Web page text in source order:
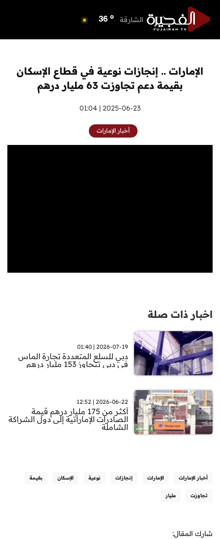
الشارقة 36 o
الفجيرة 33 o
الإمارات .. إنجازات نوعية في قطاع الإسكان
بقيمة دعم تجاوزت 63 مليار درهم
2025-06-23 | 01:04
أخبار الإمارات
اخبار ذات صلة
2026-07-19 | 01:40
دبي للسلع المتعددة تجارة الماس
في دبي تتجاوز 153 مليار درهم
2026-06-22 | 12:52
أكثر من 175 مليار درهم قيمة
الصادرات الإماراتية إلى دول الشراكة
الشاملة
أخبار الإمارات الإمارات إنجازات نوعية الإسكان بقيمة
تجاوزت مليار
شارك المقال: